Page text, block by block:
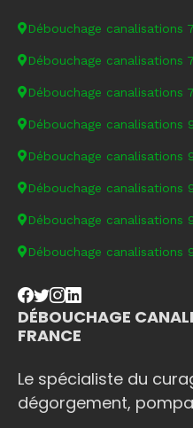
Débouchage canalisations
Débouchage canalisations
Débouchage canalisations
Débouchage canalisations
Débouchage canalisations
Débouchage canalisations
Débouchage canalisations
Débouchage canalisations
DÉBOUCHAGE
FRANCE
Le spécialiste du
dégorgement,